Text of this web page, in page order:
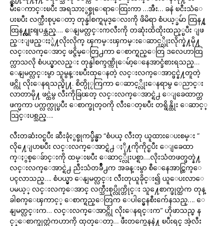
မ်ိဳးေကာင္းၿပီး အရသာႏွစ္ခုေရာေထြးကာ …အီး… ခနဲ ၿငီးသံေ
ပးၿပီး လက္သီးစုပ္ေတာ့ တုန္ခါစက္ရမုဒ္ေလးကို ဖိမိရာ စံပယ့္ခမ်ာ ထြန႔္
ထြန႔္လူးရျပန္သည္…. ေနျမတ္လင္းကလီးကို တဆုံးထိထိုးထည့္ၿပီး ျဖ
ည္းျဖည္းႏွဲ႔လိုးလိုက္ ၾကမ္းၾကမ္းေဆာင့္လိုးလိုက္နဲ႔မို႔
လင္းလက္ေအာင္ ဖင္ဇိမ္ေတြ႕ကာ ေစာက္ရည္ေတြ ဒလေဟာထြ
က္လာသလို စံပယ္မွာလည္း တုန္ခါစက္ဒဏ္ကိုေမ်ာ့ေနေအာင္ခံစားရသည္…
ေနျမတ္လင္းမွာ သူမွန္းၿပီးထုေနတဲ့ လင္းလက္ေအာင္ဖင္နဲ႔တူတဲ့
ဖင္ကို လိုးေနရသည္မို႔. စိတ္ပိုႂကြကာ ေဆာင့္လိုးေနရာမွ ေညာင္း
လာတာမို႔ ဖင္ထဲမွ လီးကိုခြၽတ္ လင္းလက္ေအာင္ရဲ႕ ေျခေထာက္တ
ဖက္မကာ ပက္လက္လုပ္ၿပီး ေစာက္ဖုတ္ဝကို လီးေတ့ၿပီး တရွိန္ထိုး ေဆာင့္
သြင္းပစ္သည္….
လီးတဆံးဝင္ၿပီး ဆီးခုံႏွစ္ခုကပ္ခ်ိန္မွာ “စံပယ္ လီးတု ယူထားေပးစမ္း ”
လို႔ေျပာၿပီး လင္းလက္ေအာင္ရဲ႕ ႏို႔ကိုကိုင္ၿပီး ေျခေထာ
က္ႏွစ္ေခ်ာင္းကို ထမ္းၿပီး ေဆာင့္လိုးပစ္ရာ….လိုးသံတဖတ္ဖတ္နဲ႔
လင္းလက္ေအာင္ရဲ႕ ညီးသံတခ်ိဳ႕က အခန္းမွာ စီေနေအာင္ထြက္ေ
ပၚလာသည္…. စံပယ္မွာ ေနျမတ္လင္း လီးတုယူခိုင္း၍ ယူေပးလာေ
ပမယ့္ လင္းလက္ေအာင္ လက္သီးစုပ္လိုက္တိုင္း သူ႔ေစာက္ဖုတ္ထဲက တုန္
ခါစက္ေၾကာင့္ ေစာက္ရည္ေတြက ေပါင္မွေနစီးက်ေနသည္…. ေ
နျမတ္လင္းက… လင္းလက္ေအာင္ကို လိုးေနရင္းက” ဟိုဖာသည္မ န
င့္ေစာက္ဖုတ္ထဲကဟာကို ထုတ္ေတာ့… ဖီးတက္မေနနဲ႔ ၿပီးရင္ အဲ့လီး